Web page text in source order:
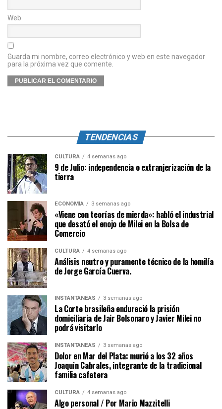
Web
Guarda mi nombre, correo electrónico y web en este navegador
para la próxima vez que comente.
TENDENCIAS
CULTURA 4 semanas ago
9 de Julio: independencia o extranjerización de la
tierra
ECONOMÍA 3 semanas ago
«Viene con teorías de mierda»: habló el industrial
que desató el enojo de Milei en la Bolsa de
Comercio
CULTURA 4 semanas ago
Análisis neutro y puramente técnico de la homilía
de Jorge García Cuerva.
INSTANTÁNEAS 3 semanas ago
La Corte brasileña endureció la prisión
domiciliaria de Jair Bolsonaro y Javier Milei no
podrá visitarlo
INSTANTÁNEAS 3 semanas ago
Dolor en Mar del Plata: murió a los 32 años
Joaquín Cabrales, integrante de la tradicional
familia cafetera
CULTURA 4 semanas ago
Algo personal / Por Mario Mazzitelli